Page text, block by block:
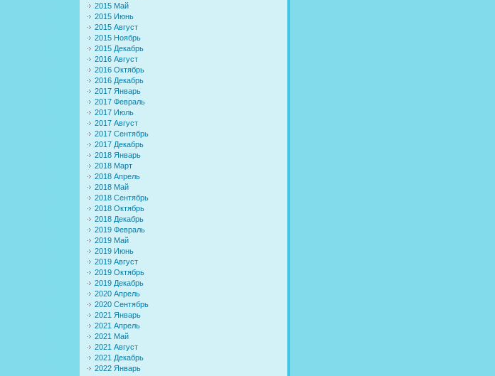
2015 Май
2015 Июнь
2015 Август
2015 Ноябрь
2015 Декабрь
2016 Август
2016 Октябрь
2016 Декабрь
2017 Январь
2017 Февраль
2017 Июль
2017 Август
2017 Сентябрь
2017 Декабрь
2018 Январь
2018 Март
2018 Апрель
2018 Май
2018 Сентябрь
2018 Октябрь
2018 Декабрь
2019 Февраль
2019 Май
2019 Июнь
2019 Август
2019 Октябрь
2019 Декабрь
2020 Апрель
2020 Сентябрь
2021 Январь
2021 Апрель
2021 Май
2021 Август
2021 Декабрь
2022 Январь